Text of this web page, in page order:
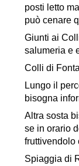
posti letto
può cenare
Giunti ai
salumeria e
Colli di
Lungo il
bisogna
Altra sosta
se in orario
fruttivendolo
Spiaggia di